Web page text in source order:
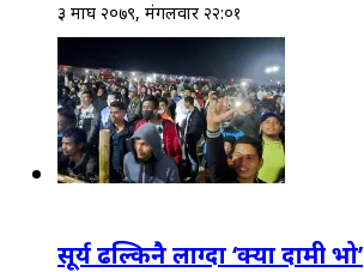
३ माघ २०७९, मंगलवार २२:०१
सूर्य ढल्किनै लाग्दा ‘क्या दामी भो’